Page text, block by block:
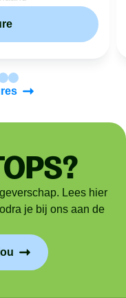
Lees hier
je bij ons aan de